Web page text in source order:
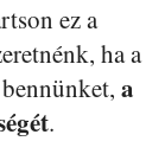
ez a
ha a
a
.